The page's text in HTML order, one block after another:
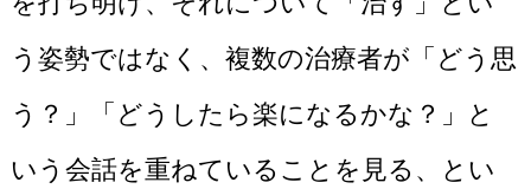
う姿勢ではなく、複数の治療者が「どう思
う？」「どうしたら楽になるかな？」と
いう会話を重ねていることを見る、とい